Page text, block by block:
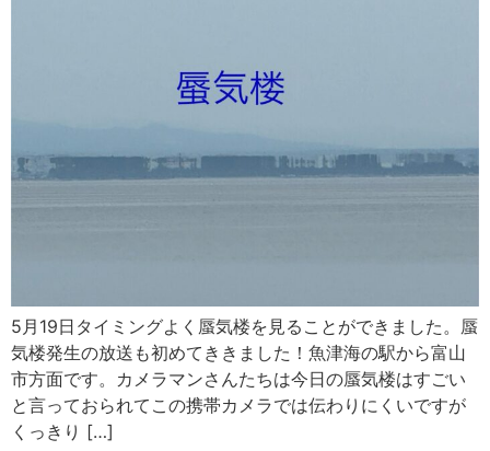
5月19日タイミングよく蜃気楼を見ることができました。蜃
気楼発生の放送も初めてききました！魚津海の駅から富山
市方面です。カメラマンさんたちは今日の蜃気楼はすごい
と言っておられてこの携帯カメラでは伝わりにくいですが
くっきり […]